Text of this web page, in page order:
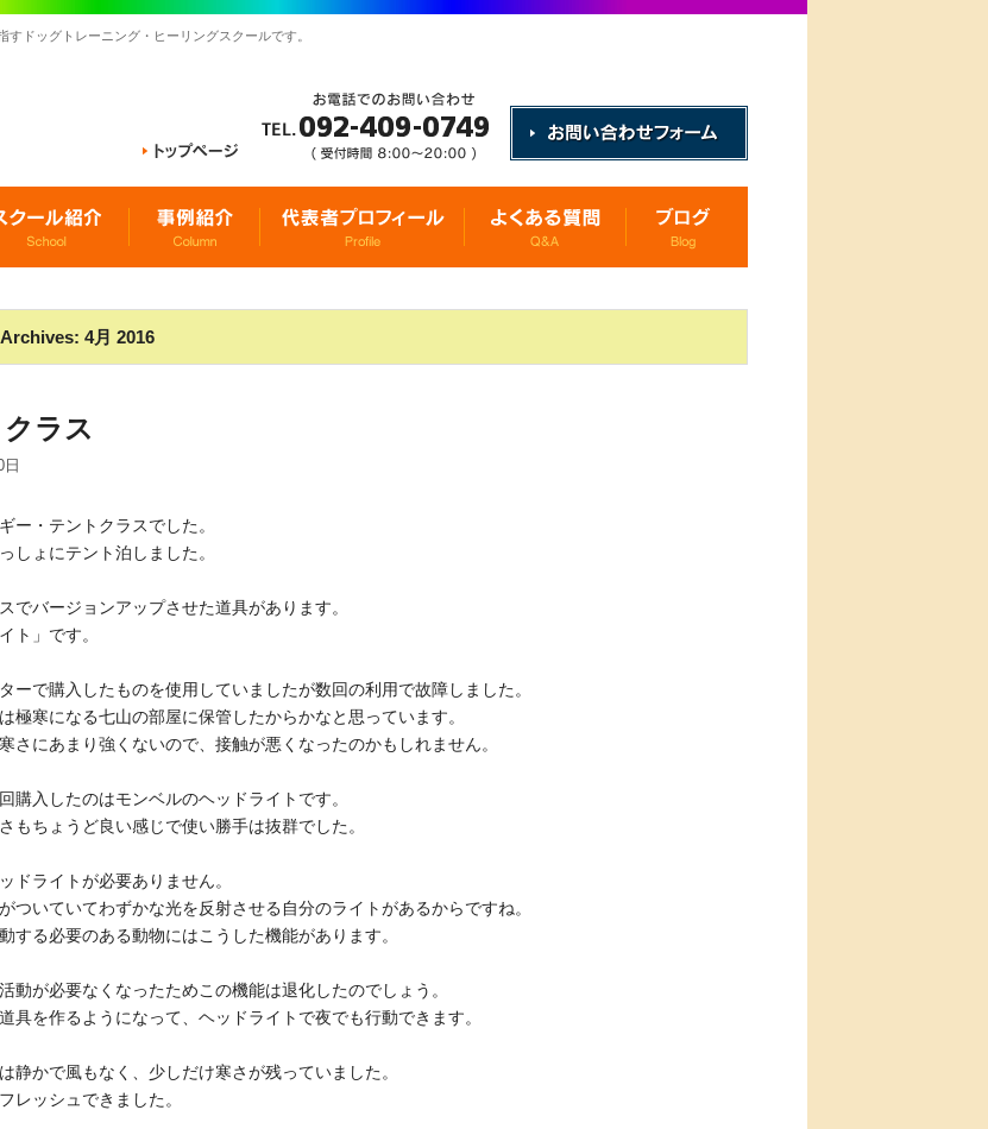
ドッグトレーニング・ヒーリングスクールです。
4月 2016
ラス
ー・テントクラスでした。
しょにテント泊しました。
でバージョンアップさせた道具があります。
ト」です。
ーで購入したものを使用していましたが数回の利用で故障しました。
極寒になる七山の部屋に保管したからかなと思っています。
さにあまり強くないので、接触が悪くなったのかもしれません。
購入したのはモンベルのヘッドライトです。
もちょうど良い感じで使い勝手は抜群でした。
ドライトが必要ありません。
ついていてわずかな光を反射させる自分のライトがあるからですね。
する必要のある動物にはこうした機能があります。
動が必要なくなったためこの機能は退化したのでしょう。
具を作るようになって、ヘッドライトで夜でも行動できます。
静かで風もなく、少しだけ寒さが残っていました。
レッシュできました。